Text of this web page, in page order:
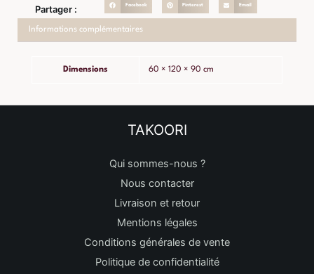
Partager : Facebook Pinterest Email
Informations complémentaires
Dimensions 60 × 120 × 90 cm
TAKOORI
Qui sommes-nous ?
Nous contacter
Livraison et retour
Mentions légales
Conditions générales de vente
Politique de confidentialité